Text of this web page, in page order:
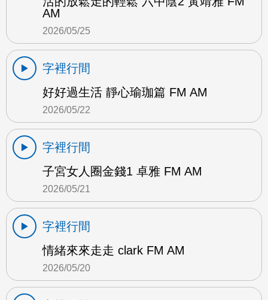
AM
2026/05/25
字裡行間
好好過生活 靜心瑜珈篇 FM AM
2026/05/22
字裡行間
子宮女人圈金錢1 卓雅 FM AM
2026/05/21
字裡行間
情緒來來走走 clark FM AM
2026/05/20